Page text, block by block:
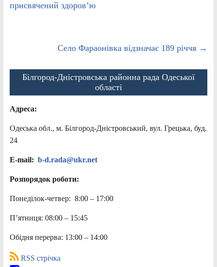
присвячений здоров’ю
Село Фараонівка відзначає 189 річчя →
Білгород-Дністровська районна рада Одеської
області
Адреса:
Одеська обл., м. Білгород-Дністровський, вул. Грецька, буд.
24
E-mail: b-d.rada@ukr.net
Розпорядок роботи:
Понеділок-четвер: 8:00 – 17:00
П’ятниця: 08:00 – 15:45
Обідня перерва: 13:00 – 14:00
RSS стрічка